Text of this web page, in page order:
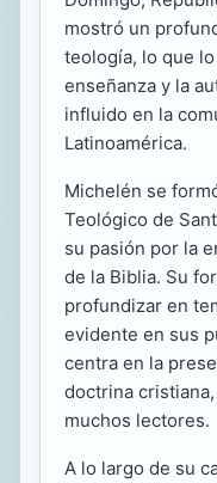
mostró un
teología, lo que
enseñanza y la
influido en la
Latinoamérica.
Michelén se
Teológico de
su pasión por la
de la Biblia. Su
profundizar en
evidente en sus
centra en la
doctrina
muchos lectores.
A lo largo de su